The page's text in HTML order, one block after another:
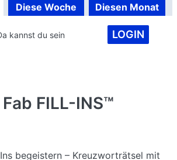
Diese Woche Diesen Monat
kannst du sein LOGIN
FILL-INS™
begeistern – Kreuzworträtsel mit